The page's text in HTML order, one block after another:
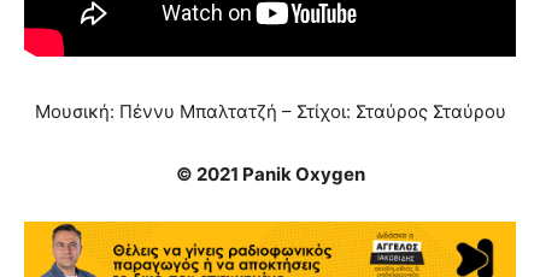
Μουσική: Πέννυ Μπαλτατζή – Στίχοι: Σταύρος Σταύρου
© 2021 Panik Oxygen